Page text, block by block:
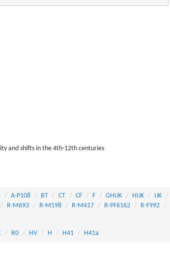
and shifts in the 4th-12th centuries
A-P108 BT CT CF F GHIJK HIJK IJK
R-M693 R-M198 R-M417 R-PF6162 R-F992
R0 HV H H41 H41a